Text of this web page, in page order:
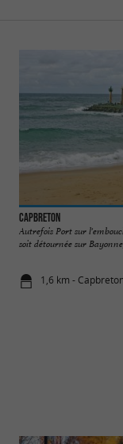
Capbreton
Autrefois Port sur
soit détournée sur
1,6 km -